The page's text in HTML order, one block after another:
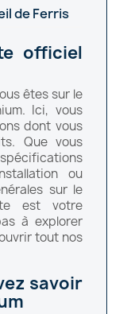
de Ferris
officiel
êtes sur le
Ici, vous
dont vous
Que vous
ou
sur le
est votre
à explorer
tout nos
savoir